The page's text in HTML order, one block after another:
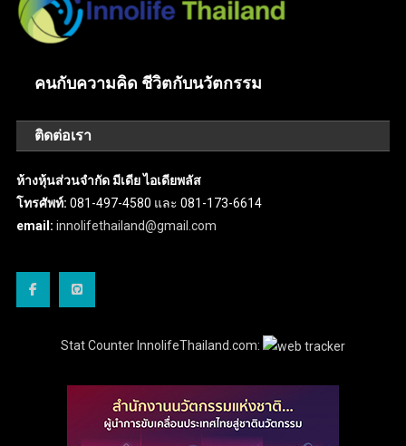
คนกับความคิด ชีวิตกับนวัตกรรม
ติดต่อเรา
ห้างหุ้นส่วนจำกัด มีเดีย ไอเดียพลัส
โทรศัพท์: 081-497-4580 และ 081-173-6614
email: innolifethailand@gmail.com
Stat Counter InnolifeThailand.com: